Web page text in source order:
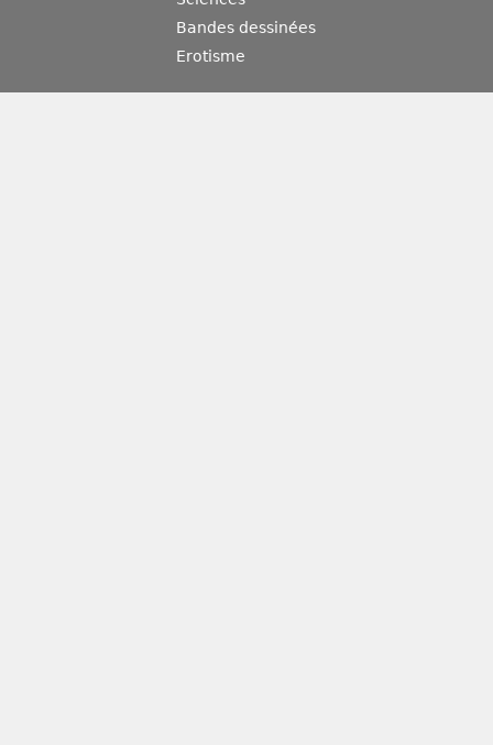
Bandes dessinées
Erotisme